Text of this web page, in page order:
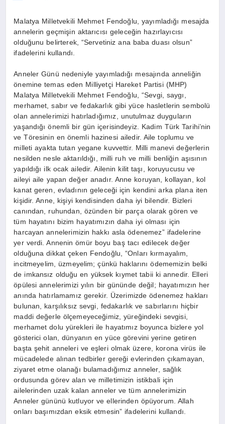
Malatya Milletvekili Mehmet Fendoğlu, yayımladığı mesajda
annelerin geçmişin aktarıcısı geleceğin hazırlayıcısı
olduğunu belirterek, “Servetiniz ana baba duası olsun”
ifadelerini kullandı.
Anneler Günü nedeniyle yayımladığı mesajında anneliğin
önemine temas eden Milliyetçi Hareket Partisi (MHP)
Malatya Milletvekili Mehmet Fendoğlu, “Sevgi, saygı,
merhamet, sabır ve fedakarlık gibi yüce hasletlerin sembolü
olan annelerimizi hatırladığımız, unutulmaz duyguların
yaşandığı önemli bir gün içerisindeyiz. Kadim Türk Tarihi’nin
ve Töresinin en önemli hazinesi ailedir. Aile toplumu ve
milleti ayakta tutan yegane kuvvettir. Milli manevi değerlerin
nesilden nesle aktarıldığı, milli ruh ve milli benliğin aşısının
yapıldığı ilk ocak ailedir. Ailenin kilit taşı, koruyucusu ve
aileyi aile yapan değer anadır. Anne koruyan, kollayan, kol
kanat geren, evladının geleceği için kendini arka plana iten
kişidir. Anne, kişiyi kendisinden daha iyi bilendir. Bizleri
canından, ruhundan, özünden bir parça olarak gören ve
tüm hayatını bizim hayatımızın daha iyi olması için
harcayan annelerimizin hakkı asla ödenemez” ifadelerine
yer verdi. Annenin ömür boyu baş tacı edilecek değer
olduğuna dikkat çeken Fendoğlu, “Onları kırmayalım,
incitmeyelim, üzmeyelim; çünkü haklarını ödememizin belki
de imkansız olduğu en yüksek kıymet tabii ki annedir. Elleri
öpülesi annelerimizi yılın bir gününde değil; hayatımızın her
anında hatırlamamız gerekir. Üzerimizde ödenemez hakları
bulunan, karşılıksız sevgi, fedakarlık ve sabırlarını hiçbir
maddi değerle ölçemeyeceğimiz, yüreğindeki sevgisi,
merhamet dolu yürekleri ile hayatımız boyunca bizlere yol
gösterici olan, dünyanın en yüce görevini yerine getiren
başta şehit anneleri ve eşleri olmak üzere, korona virüs ile
mücadelede alınan tedbirler gereği evlerinden çıkamayan,
ziyaret etme olanağı bulamadığımız anneler, sağlık
ordusunda görev alan ve milletimizin istikbali için
ailelerinden uzak kalan anneler ve tüm annelerimizin
Anneler gününü kutluyor ve ellerinden öpüyorum. Allah
onları başımızdan eksik etmesin” ifadelerini kullandı.